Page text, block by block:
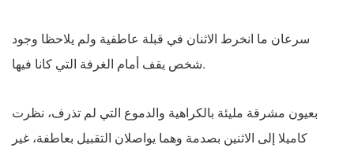
سرعان ما انخرط الاثنان في قبلة عاطفية ولم يلاحظا وجود
شخص يقف أمام الغرفة التي كانا فيها.
بعيون مشرقة مليئة بالكراهية والدموع التي لم تذرف، نظرت
كاميلا إلى الاثنين بصدمة وهما يواصلان التقبيل بعاطفة، غير